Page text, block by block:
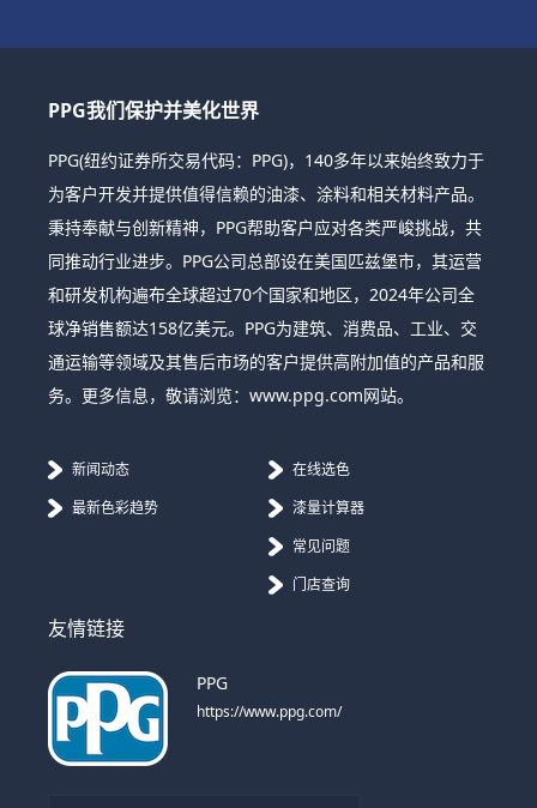
PPG我们保护并美化世界
PPG(纽约证券所交易代码：PPG)，140多年以来始终致力于
为客户开发并提供值得信赖的油漆、涂料和相关材料产品。
秉持奉献与创新精神，PPG帮助客户应对各类严峻挑战，共
同推动行业进步。PPG公司总部设在美国匹兹堡市，其运营
和研发机构遍布全球超过70个国家和地区，2024年公司全
球净销售额达158亿美元。PPG为建筑、消费品、工业、交
通运输等领域及其售后市场的客户提供高附加值的产品和服
务。更多信息，敬请浏览：www.ppg.com网站。
新闻动态
最新色彩趋势
在线选色
漆量计算器
常见问题
门店查询
友情链接
PPG
https://www.ppg.com/